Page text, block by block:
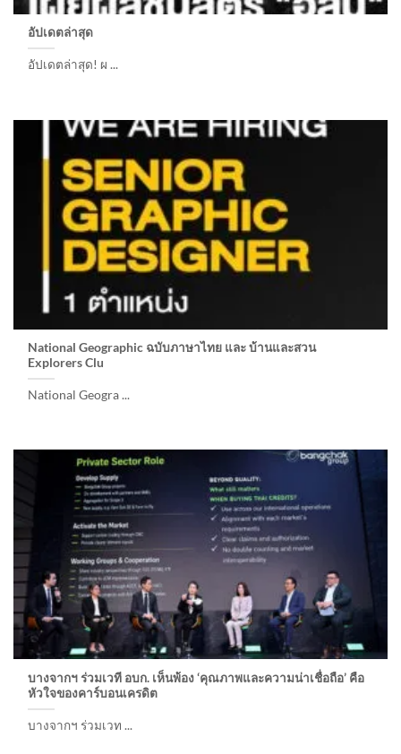
อัปเดตล่าสุด
อัปเดตล่าสุด! ผ ...
National Geographic ฉบับภาษาไทย และ บ้านและสวน
Explorers Clu
National Geogra ...
บางจากฯ ร่วมเวที อบก. เห็นพ้อง ‘คุณภาพและความน่าเชื่อถือ’ คือ
หัวใจของคาร์บอนเครดิต
บางจากฯ ร่วมเวท ...